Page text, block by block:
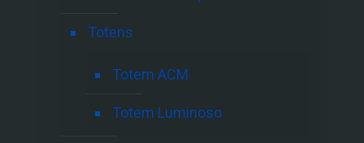
Totens
Totem ACM
Totem Luminoso